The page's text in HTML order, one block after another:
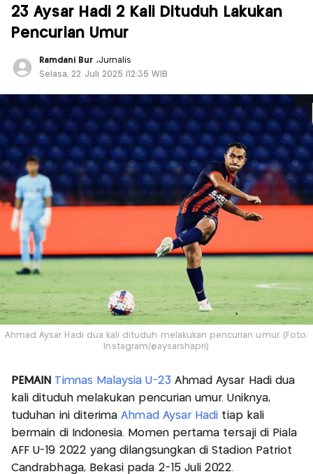
23 Aysar Hadi 2 Kali Dituduh Lakukan
Pencurian Umur
Ramdani Bur ,Jurnalis
Selasa, 22 Juli 2025 |12:35 WIB
Ahmad Aysar Hadi dua kali dituduh melakukan pencurian umur. (Foto:
Instagram/@aysarshapri)
PEMAIN Timnas Malaysia U-23 Ahmad Aysar Hadi dua
kali dituduh melakukan pencurian umur. Uniknya,
tuduhan ini diterimaAhmad Aysar Hadi tiap kali
bermain di Indonesia. Momen pertama tersaji di Piala
AFF U-19 2022 yang dilangsungkan di Stadion Patriot
Candrabhaga, Bekasi pada 2-15 Juli 2022.